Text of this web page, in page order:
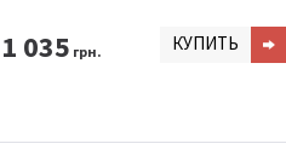
1 035 грн. КУПИТЬ